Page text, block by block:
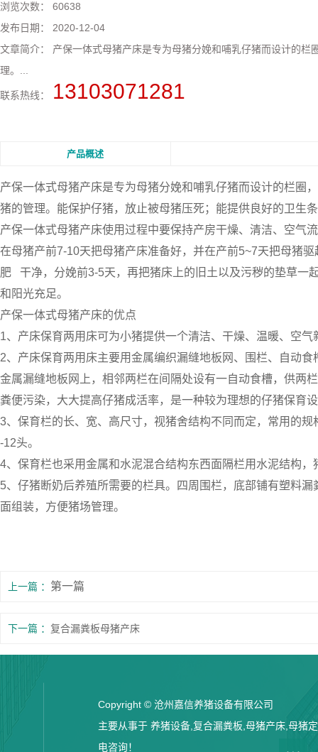
浏览次数： 60638
发布日期： 2020-12-04
文章简介： 产保一体式母猪产床​是专为母猪分娩和哺乳仔猪而设计的
理。...
联系热线： 13103071281
产品概述
产保一体式母猪产床是专为母猪分娩和哺乳仔猪而设计的栏圈
猪的管理。能保护仔猪，放止被母猪压死；能提供良好的卫生
产保一体式母猪产床使用过程中要保持产房干燥、清洁、空气
在母猪产前7-10天把母猪产床准备好，并在产前5~7天把母猪
肥 干净，分娩前3-5天，再把猪床上的旧土以及污秽的垫草一
和阳光充足。
产保一体式母猪产床的优点
1、产床保育两用床可为小猪提供一个清洁、干燥、温暖、空气
2、产床保育两用床主要用金属编织漏缝地板网、围栏、自动
金属漏缝地板网上，相邻两栏在间隔处设有一自动食槽，供两
粪便污染，大大提高仔猪成活率，是一种较为理想的仔猪保育
3、保育栏的长、宽、高尺寸，视猪舍结构不同而定，常用的
-12头。
4、保育栏也采用金属和水泥混合结构东西面隔栏用水泥结构
5、仔猪断奶后养殖所需要的栏具。四周围栏，底部铺有塑料
面组装，方便猪场管理。
上一篇 第一篇
下一篇 复合漏粪板母猪产床
Copyright © 沧州嘉信养猪设备有限公司
主要从事于 养猪设备,复合漏粪板,母猪产床,母猪
电咨询！